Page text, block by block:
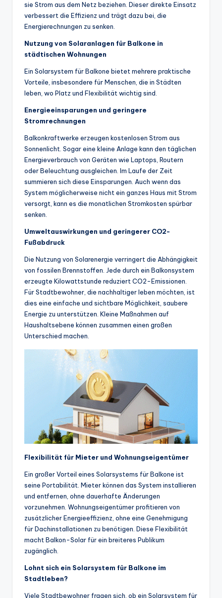
sie Strom aus dem Netz beziehen. Dieser direkte Einsatz
verbessert die Effizienz und trägt dazu bei, die
Energierechnungen zu senken.
Nutzung von Solaranlagen für Balkone in
städtischen Wohnungen
Ein Solarsystem für Balkone bietet mehrere praktische
Vorteile, insbesondere für Menschen, die in Städten
leben, wo Platz und Flexibilität wichtig sind.
Energieeinsparungen und geringere
Stromrechnungen
Balkonkraftwerke erzeugen kostenlosen Strom aus
Sonnenlicht. Sogar eine kleine Anlage kann den täglichen
Energieverbrauch von Geräten wie Laptops, Routern
oder Beleuchtung ausgleichen. Im Laufe der Zeit
summieren sich diese Einsparungen. Auch wenn das
System möglicherweise nicht ein ganzes Haus mit Strom
versorgt, kann es die monatlichen Stromkosten spürbar
senken.
Umweltauswirkungen und geringerer CO2-
Fußabdruck
Die Nutzung von Solarenergie verringert die Abhängigkeit
von fossilen Brennstoffen. Jede durch ein Balkonsystem
erzeugte Kilowattstunde reduziert CO2-Emissionen.
Für Stadtbewohner, die nachhaltiger leben möchten, ist
dies eine einfache und sichtbare Möglichkeit, saubere
Energie zu unterstützen. Kleine Maßnahmen auf
Haushaltsebene können zusammen einen großen
Unterschied machen.
Flexibilität für Mieter und Wohnungseigentümer
Ein großer Vorteil eines Solarsystems für Balkone ist
seine Portabilität. Mieter können das System installieren
und entfernen, ohne dauerhafte Änderungen
vorzunehmen. Wohnungseigentümer profitieren von
zusätzlicher Energieeffizienz, ohne eine Genehmigung
für Dachinstallationen zu benötigen. Diese Flexibilität
macht Balkon-Solar für ein breiteres Publikum
zugänglich.
Lohnt sich ein Solarsystem für Balkone im
Stadtleben?
Viele Stadtbewohner fragen sich, ob ein Solarsystem für